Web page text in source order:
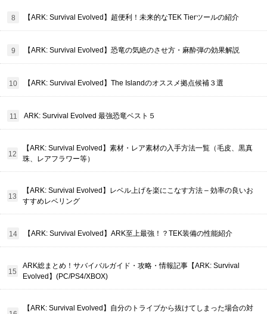
【ARK: Survival Evolved】超便利！未来的なTEK Tierツールの紹介
【ARK: Survival Evolved】恐竜の気絶のさせ方・麻酔弾の効果解説
【ARK: Survival Evolved】The Islandのオススメ拠点候補３選
ARK: Survival Evolved 最強恐竜ベスト５
【ARK: Survival Evolved】素材・レア素材の入手方法一覧（毛皮、黒真
珠、レアフラワー等）
【ARK: Survival Evolved】レベル上げを楽にこなす方法 – 効率の良いお
すすめレベリング
【ARK: Survival Evolved】ARK至上最強！？TEK装備の性能紹介
ARK総まとめ！サバイバルガイド・攻略・情報記事【ARK: Survival
Evolved】(PC/PS4/XBOX)
【ARK: Survival Evolved】自分のトライブから抜けてしまった場合の対